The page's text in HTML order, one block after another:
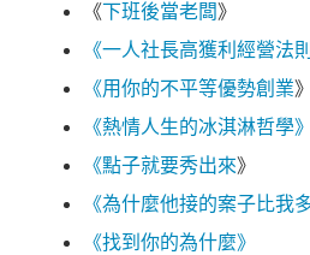
《下班後當老闆》
《一人社長高獲利經營法則
《用你的不平等優勢創業》
《熱情人生的冰淇淋哲學》
《點子就要秀出來》
《為什麼他接的案子比我
《找到你的為什麼》